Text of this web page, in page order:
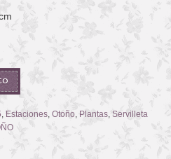
Estaciones, Otoño Plantas, Servilleta